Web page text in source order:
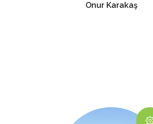
Onur Karakaş